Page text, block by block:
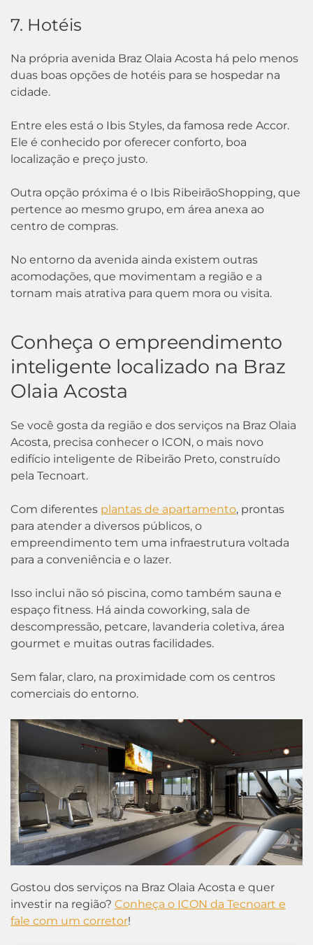
7. Hotéis
Na própria avenida Braz Olaia Acosta há pelo menos
duas boas opções de hotéis para se hospedar na
cidade.
Entre eles está o Ibis Styles, da famosa rede Accor.
Ele é conhecido por oferecer conforto, boa
localização e preço justo.
Outra opção próxima é o Ibis RibeirãoShopping, que
pertence ao mesmo grupo, em área anexa ao
centro de compras.
No entorno da avenida ainda existem outras
acomodações, que movimentam a região e a
tornam mais atrativa para quem mora ou visita.
Conheça o empreendimento
inteligente localizado na Braz
Olaia Acosta
Se você gosta da região e dos serviços na Braz Olaia
Acosta, precisa conhecer o ICON, o mais novo
edifício inteligente de Ribeirão Preto, construído
pela Tecnoart.
Com diferentes plantas de apartamento, prontas
para atender a diversos públicos, o
empreendimento tem uma infraestrutura voltada
para a conveniência e o lazer.
Isso inclui não só piscina, como também sauna e
espaço fitness. Há ainda coworking, sala de
descompressão, petcare, lavanderia coletiva, área
gourmet e muitas outras facilidades.
Sem falar, claro, na proximidade com os centros
comerciais do entorno.
Gostou dos serviços na Braz Olaia Acosta e quer
investir na região? Conheça o ICON da Tecnoart e
fale com um corretor!